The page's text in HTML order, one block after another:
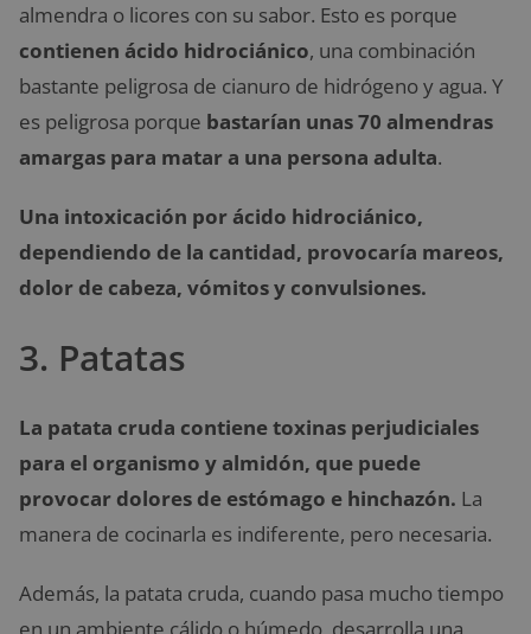
almendra o licores con su sabor. Esto es porque
contienen ácido hidrociánico, una combinación
bastante peligrosa de cianuro de hidrógeno y agua. Y
es peligrosa porque bastarían unas 70 almendras
amargas para matar a una persona adulta.
Una intoxicación por ácido hidrociánico,
dependiendo de la cantidad, provocaría mareos,
dolor de cabeza, vómitos y convulsiones.
3. Patatas
La patata cruda contiene toxinas perjudiciales
para el organismo y almidón, que puede
provocar dolores de estómago e hinchazón. La
manera de cocinarla es indiferente, pero necesaria.
Además, la patata cruda, cuando pasa mucho tiempo